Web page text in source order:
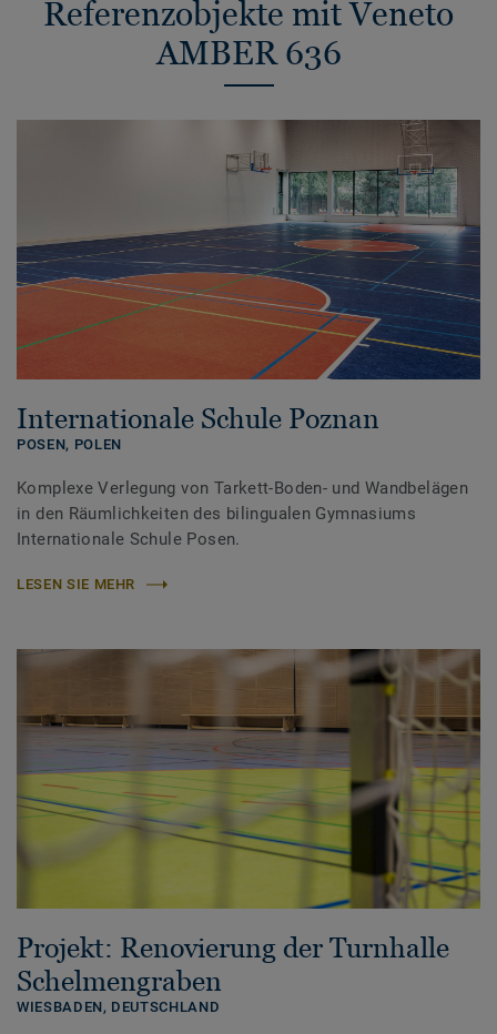
Referenzobjekte mit Veneto
AMBER 636
Internationale Schule Poznan
POSEN, POLEN
Komplexe Verlegung von Tarkett-Boden- und Wandbelägen
in den Räumlichkeiten des bilingualen Gymnasiums
Internationale Schule Posen.
LESEN SIE MEHR
Projekt: Renovierung der Turnhalle
Schelmengraben
WIESBADEN, DEUTSCHLAND